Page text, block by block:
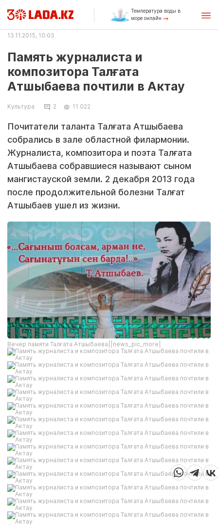
Температура воды в
море онлайн
13.11.2015, 10:03
Память журналиста и
композитора Талғата
Атшыбаева почтили в Актау
Культура 2 11 022
Почитатели таланта Талғата Атшыбаева
собрались в зале областной филармонии.
Журналиста, композитора и поэта Талғата
Атшыбаева собравшиеся называют сыном
мангистауской земли. 2 декабря 2013 года
после продолжительной болезни Талғат
Атшыбаев ушел из жизни.
Вечер памяти Талғата Атшыбаева||news_pic_more|